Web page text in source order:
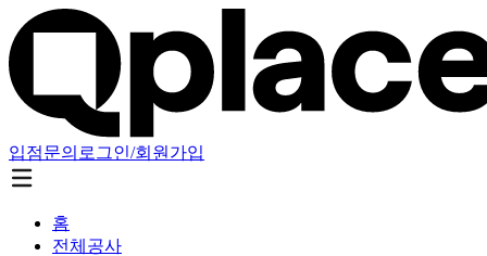
입점문의 로그인/회원가입
홈
전체공사